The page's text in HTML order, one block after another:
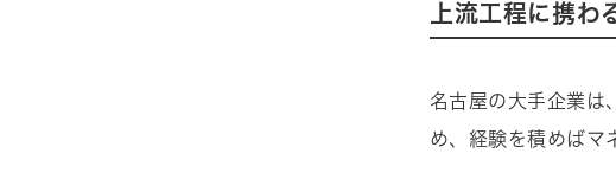
上流工程に携わ
名古屋の大手企業は
め、経験を積めばマ